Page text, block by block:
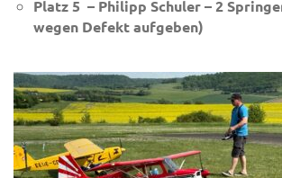
Platz 5 – Philipp Schuler – 2
wegen Defekt aufgeben)